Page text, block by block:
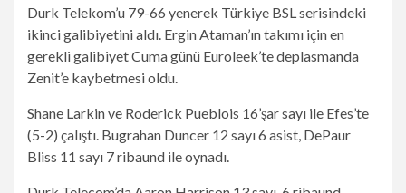
Durk Telekom’u 79-66 yenerek Türkiye BSL serisindeki
ikinci galibiyetini aldı. Ergin Ataman’ın takımı için en
gerekli galibiyet Cuma günü Euroleek’te deplasmanda
Zenit’e kaybetmesi oldu.
Shane Larkin ve Roderick Pueblois 16’şar sayı ile Efes’te
(5-2) çalıştı. Bugrahan Duncer 12 sayı 6 asist, DePaur
Bliss 11 sayı 7 ribaund ile oynadı.